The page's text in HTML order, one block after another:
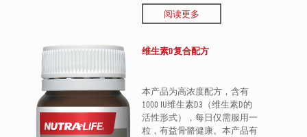
阅读更多
维生素D复合配方
本产品为高浓度配方，含有
1000 IU维生素D3（维生素D的
活性形式），每日仅需服用一
粒，有益骨骼健康。本产品有